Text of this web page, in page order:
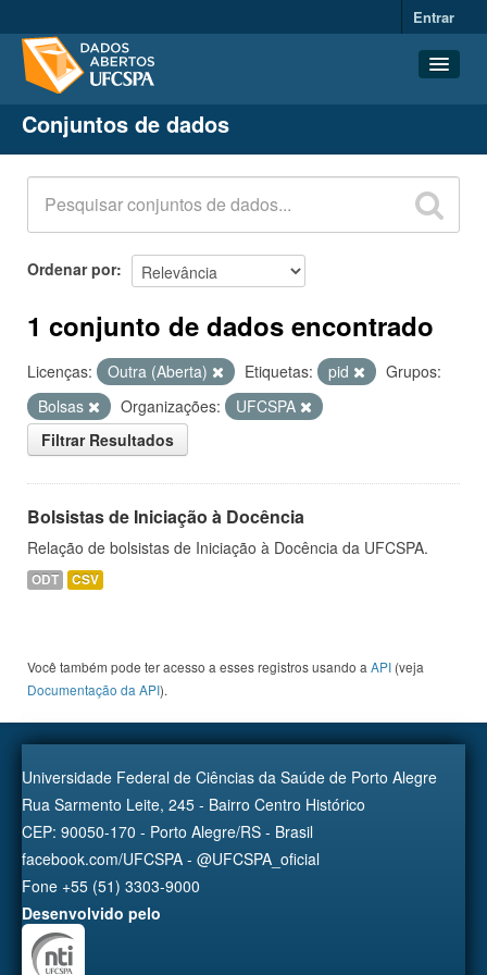
Entrar
Conjuntos de dados
Organizações
Grupos
Sobre
Conjuntos de dados
Ordenar por
1 conjunto de dados encontrado
Licenças: Outra (Aberta) Etiquetas: pid
Grupos:
Bolsas
Organizações:
UFCSPA
Filtrar Resultados
Bolsistas de Iniciação à Docência
Relação de bolsistas de Iniciação à Docência da UFCSPA.
ODT CSV
Você também pode ter acesso a esses registros usando a API (veja
Documentação da API).
Universidade Federal de Ciências da Saúde de Porto Alegre
Rua Sarmento Leite, 245 - Bairro Centro Histórico
CEP: 90050-170 - Porto Alegre/RS - Brasil
facebook.com/UFCSPA - @UFCSPA_oficial
Fone +55 (51) 3303-9000
Desenvolvido pelo